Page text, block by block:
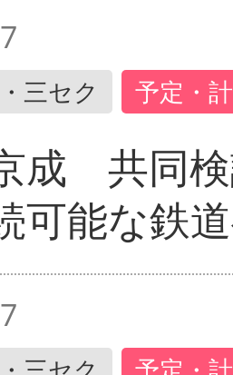
三セク 予定・
成 共同
能な鉄